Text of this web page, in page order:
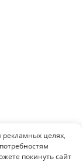
рекламных целях,
покинуть сайт